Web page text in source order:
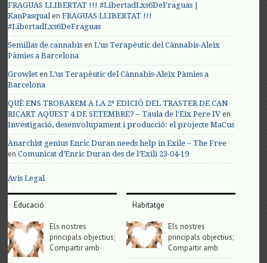
FRAGUAS LLIBERTAT !!! #LibertadLxs6DeFraguas |
KanPasqualenFRAGUAS LLIBERTAT !!!
#LibertadLxs6DeFraguas
Semillas de cannabis enL’us Terapèutic del Cànnabis-Aleix
Pàmies a Barcelona
Growlet enL’us Terapèutic del Cànnabis-Aleix Pàmies a
Barcelona
QUÈ ENS TROBAREM A LA 2ª EDICIÓ DEL TRASTER DE CAN
RICART AQUEST 4 DE SETEMBRE? – Taula de l'Eix Pere IV en
Investigació, desenvolupament i producció: el projecte MaCus
Anarchist genius Enric Duran needs help in Exile – The Free
enComunicat d’Enric Duran des de l’Exili 23-04-19
Avis Legal
Educació
Els nostres
principals objectius;
Compartir amb
Habitatge
Els nostres
principals objectius;
Compartir amb